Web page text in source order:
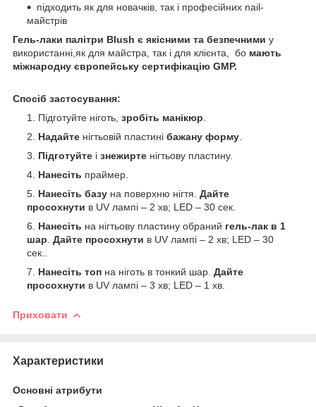
підходить як для новачків, так і професійних nail-
майстрів
Гель-лаки палітри Blush є якісними та безпечними у
використанні,як для майстра, так і для клієнта, бо мають
міжнародну європейську сертифікацію GMP.
Спосіб застосування:
Підготуйте ніготь, зробіть манікюр
Надайте нігтьовій пластині бажану форму
Підготуйте і знежирте нігтьову пластину.
Нанесіть праймер.
Нанесіть базу на поверхню нігтя. Дайте
просохнути в UV лампі – 2 хв; LED – 30 сек.
Нанесіть на нігтьову пластину обраний гель-лак в 1
шар Дайте просохнути в UV лампі – 2 хв; LED – 30
сек..
Нанесіть топ на ніготь в тонкий шар. Дайте
просохнути в UV лампі – 3 хв; LED – 1 хв.
Приховати
Характеристики
Основні атрибути